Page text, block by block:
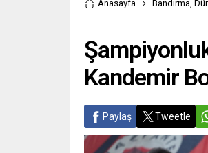
Anasayfa Bandırma,
Kandemir
Paylaş Tweetle